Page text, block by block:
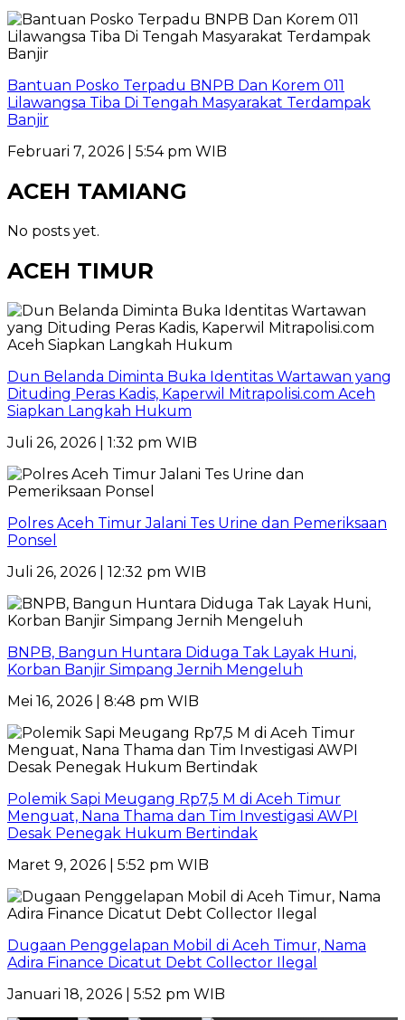
Bantuan Posko Terpadu BNPB Dan Korem 011
Lilawangsa Tiba Di Tengah Masyarakat Terdampak
Banjir
Februari 7, 2026 | 5:54 pm WIB
ACEH TAMIANG
No posts yet.
ACEH TIMUR
Dun Belanda Diminta Buka Identitas Wartawan yang
Dituding Peras Kadis, Kaperwil Mitrapolisi.com Aceh
Siapkan Langkah Hukum
Juli 26, 2026 | 1:32 pm WIB
Polres Aceh Timur Jalani Tes Urine dan Pemeriksaan
Ponsel
Juli 26, 2026 | 12:32 pm WIB
BNPB, Bangun Huntara Diduga Tak Layak Huni,
Korban Banjir Simpang Jernih Mengeluh
Mei 16, 2026 | 8:48 pm WIB
Polemik Sapi Meugang Rp7,5 M di Aceh Timur
Menguat, Nana Thama dan Tim Investigasi AWPI
Desak Penegak Hukum Bertindak
Maret 9, 2026 | 5:52 pm WIB
Dugaan Penggelapan Mobil di Aceh Timur, Nama
Adira Finance Dicatut Debt Collector Ilegal
Januari 18, 2026 | 5:52 pm WIB